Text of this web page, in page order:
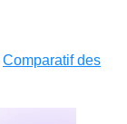
Comparatif des